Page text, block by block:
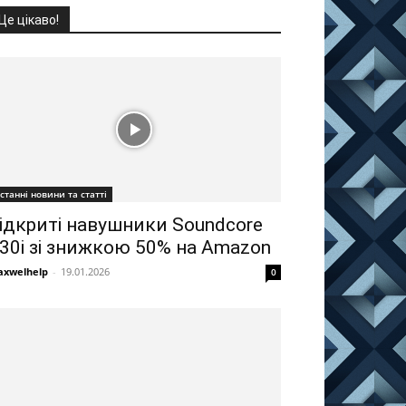
Це цікаво!
новини та статті
навушники Soundcore
зі знижкою 50% на Amazon
- 19.01.2026 0